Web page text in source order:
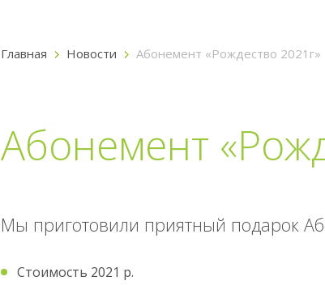
Главная Новости Абонемент «Рождество 2021г»
Абонемент
Мы приготовили приятный подарок
Стоимость 2021 р.